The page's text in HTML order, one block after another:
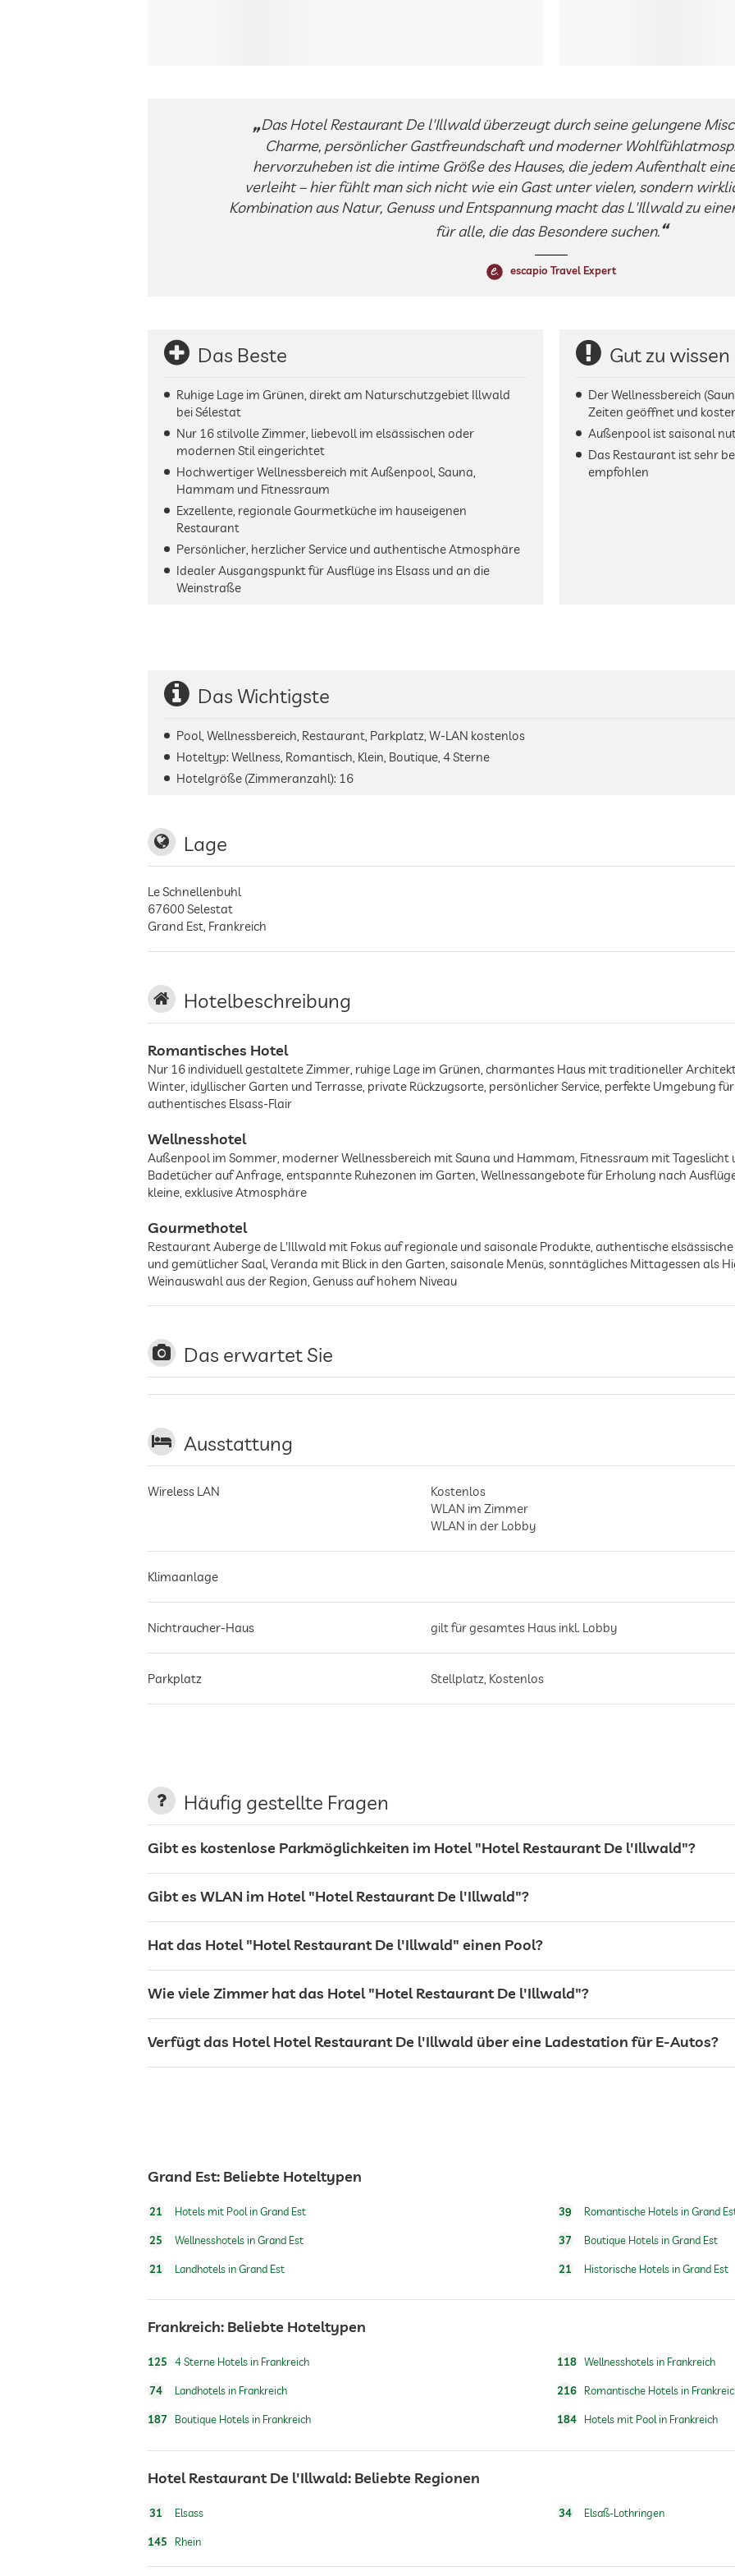
Das Hotel Restaurant De l'Illwald überzeugt durch seine gelungene
Charme, persönlicher Gastfreundschaft und moderner
hervorzuheben ist die intime Größe des Hauses, die jedem Aufenthalt
verleiht – hier fühlt man sich nicht wie ein Gast unter vielen, sondern
Kombination aus Natur, Genuss und Entspannung macht das L'Illwald zu
für alle, die das Besondere suchen.
escapio Travel Expert
Das Beste
Ruhige Lage im Grünen, direkt am Naturschutzgebiet Illwald
bei Sélestat
Nur 16 stilvolle Zimmer, liebevoll im elsässischen oder
modernen Stil eingerichtet
Hochwertiger Wellnessbereich mit Außenpool, Sauna,
Hammam und Fitnessraum
Exzellente, regionale Gourmetküche im hauseigenen
Restaurant
Persönlicher, herzlicher Service und authentische Atmosphäre
Idealer Ausgangspunkt für Ausflüge ins Elsass und an die
Weinstraße
Gut zu wissen
Der Wellnessbereich
Zeiten geöffnet und
Außenpool ist saisonal
Das Restaurant ist sehr
empfohlen
Das Wichtigste
Pool, Wellnessbereich, Restaurant, Parkplatz, W-LAN kostenlos
Hoteltyp: Wellness, Romantisch, Klein, Boutique, 4 Sterne
Hotelgröße (Zimmeranzahl): 16
Lage
Le Schnellenbuhl
67600Selestat
Grand Est Frankreich
Hotelbeschreibung
Romantisches Hotel
Nur 16 individuell gestaltete Zimmer, ruhige Lage im Grünen, charmantes Haus mit traditioneller
Winter, idyllischer Garten und Terrasse, private Rückzugsorte, persönlicher Service, perfekte Umgebung
authentisches Elsass-Flair
Wellnesshotel
Außenpool im Sommer, moderner Wellnessbereich mit Sauna und Hammam, Fitnessraum mit Tageslicht
Badetücher auf Anfrage, entspannte Ruhezonen im Garten, Wellnessangebote für Erholung nach
kleine, exklusive Atmosphäre
Gourmethotel
Restaurant Auberge de L'Illwald mit Fokus auf regionale und saisonale Produkte, authentische
und gemütlicher Saal, Veranda mit Blick in den Garten, saisonale Menüs, sonntägliches Mittagessen als
Weinauswahl aus der Region, Genuss auf hohem Niveau
Das erwartet Sie
Ausstattung
Wireless LAN
Kostenlos
WLAN im Zimmer
WLAN in der Lobby
Klimaanlage
Nichtraucher-Haus gilt für gesamtes Haus inkl. Lobby
Parkplatz Stellplatz, Kostenlos
Tresor
Fitnessraum
Häufig gestellte Fragen
Gibt es kostenlose Parkmöglichkeiten im Hotel "Hotel Restaurant De l'Illwald"?
Gibt es WLAN im Hotel "Hotel Restaurant De l'Illwald"?
Hat das Hotel "Hotel Restaurant De l'Illwald" einen Pool?
Wie viele Zimmer hat das Hotel "Hotel Restaurant De l'Illwald"?
Verfügt das Hotel Hotel Restaurant De l'Illwald über eine Ladestation für E-Autos?
Grand Est: Beliebte Hoteltypen
21 Hotels mit Pool in Grand Est
25 Wellnesshotels in Grand Est
21 Landhotels in Grand Est
39 Romantische Hotels in Grand
37 Boutique Hotels in Grand Est
21 Historische Hotels in Grand Est
Frankreich: Beliebte Hoteltypen
125 4 Sterne Hotels in Frankreich
74 Landhotels in Frankreich
187 Boutique Hotels in Frankreich
118 Wellnesshotels in Frankreich
216 Romantische Hotels in
184 Hotels mit Pool in Frankreich
Hotel Restaurant De l'Illwald: Beliebte Regionen
31 Elsass
145 Rhein
34 Elsaß-Lothringen